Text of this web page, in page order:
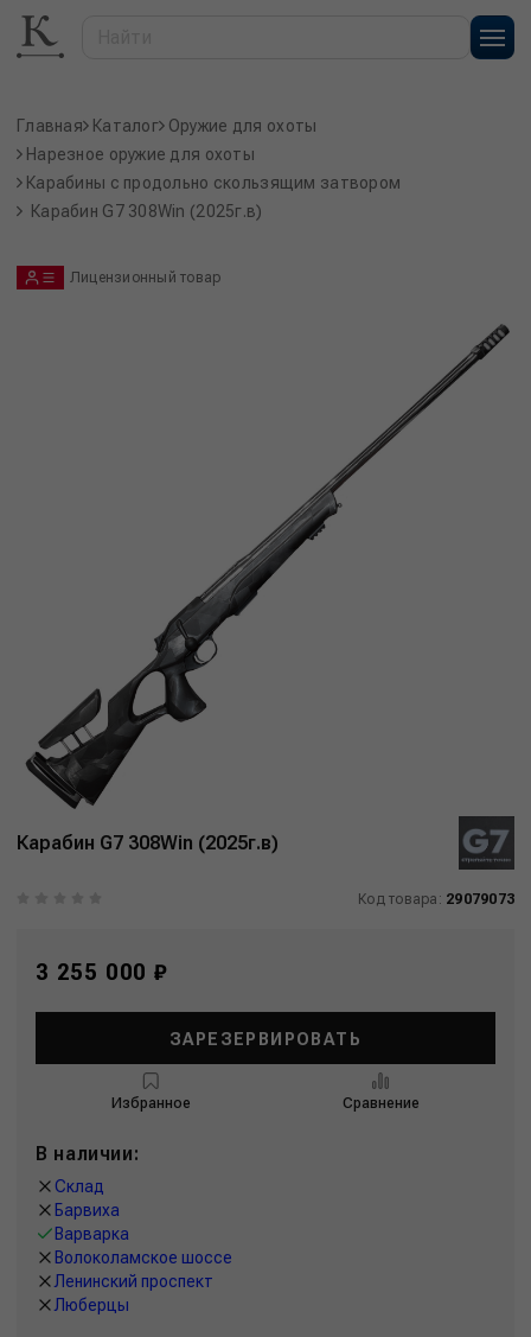
Главная Каталог Оружие для охоты
Нарезное оружие для охоты
Карабины с продольно скользящим затвором
Карабин G7 308Win (2025г.в)
Лицензионный товар
Карабин G7 308Win (2025г.в)
Код товара: 29079073
3 255 000 ₽
ЗАРЕЗЕРВИРОВАТЬ
Избранное Сравнение
В наличии:
Склад
Барвиха
Варварка
Волоколамское шоссе
Ленинский проспект
Люберцы